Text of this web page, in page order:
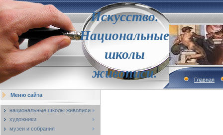
Искусство.
Национальные
школы
живописи.
Главная
Меню сайта
национальные школы живописи
художники
музеи и собрания